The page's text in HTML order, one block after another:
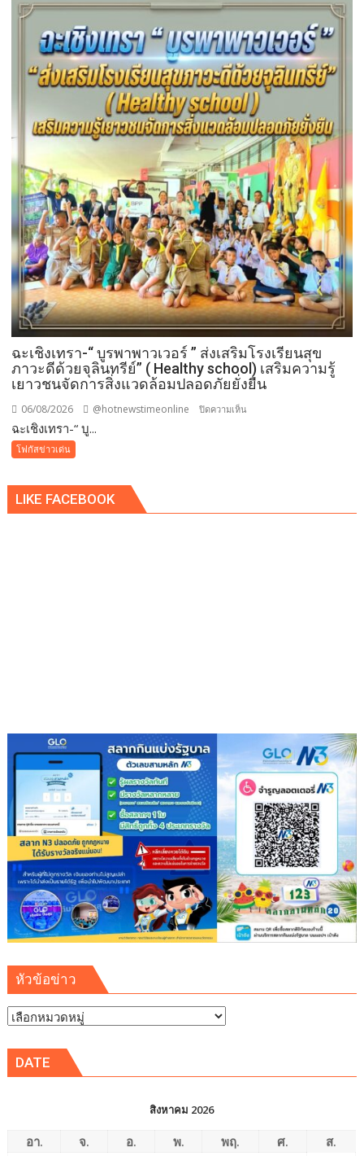
ประเทศ
สิง
หา
วัน
รพี“
อุดมคติ
นัก
กฎหมาย
ภาย
ใต้
วิกฤติ
ศรัทธา
ฉะเชิงเทรา-​“ บูรพาพาวเวอร์ ” ส่งเสริมโรงเรียนสุข
ภาวะดีด้วยจุลินทรีย์” ( Healthy school) เสริมความรู้
เยาวชนจัดการสิ่งแวดล้อมปลอดภัยยั่งยืน
06/08/2026 @hotnewstimeonline ปิดความเห็น
ว
school)
เสริม
ความ
เยาวชน
จัดการ
สิ่ง
แวดล้อม
ปลอดภัย
ยั่งยืน
ฉะเชิงเทรา-​“ บู...
โฟกัสข่าวเด่น
LIKE FACEBOOK
หัวข้อข่าว
หัวข้อ
DATE
สิงหาคม 2026
อา. จ. อ. พ. พฤ. ศ.
ส.